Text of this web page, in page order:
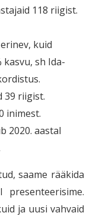
118 riigist.
kuid
sh Ida-
39 riigist.
inimest.
2020. aastal
saame rääkida
ja uusi vahvaid